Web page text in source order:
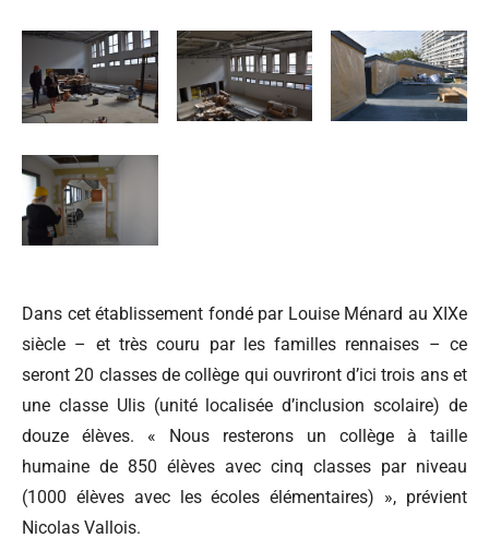
Dans cet établissement fondé par Louise Ménard au XIXe
siècle – et très couru par les familles rennaises – ce
seront 20 classes de collège qui ouvriront d’ici trois ans et
une classe Ulis (unité localisée d’inclusion scolaire) de
douze élèves. « Nous resterons un collège à taille
humaine de 850 élèves avec cinq classes par niveau
(1000 élèves avec les écoles élémentaires) », prévient
Nicolas Vallois.